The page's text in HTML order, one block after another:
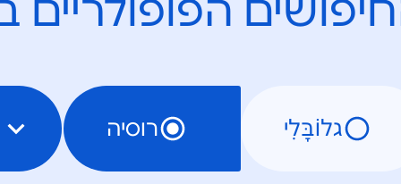
הפופולריים
גלוֹבָּלִי רוסיה